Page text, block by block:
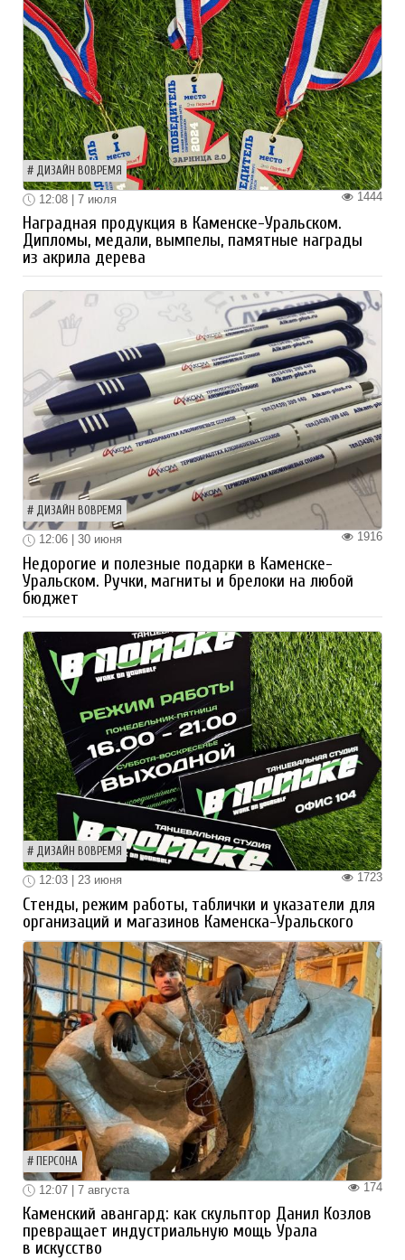
ДИЗАЙН ВОВРЕМЯ
1444
12:08 | 7 июля
Наградная продукция в Каменске-Уральском.
Дипломы, медали, вымпелы, памятные награды
из акрила дерева
ДИЗАЙН ВОВРЕМЯ
1916
12:06 | 30 июня
Недорогие и полезные подарки в Каменске-
Уральском. Ручки, магниты и брелоки на любой
бюджет
ДИЗАЙН ВОВРЕМЯ
1723
12:03 | 23 июня
Стенды, режим работы, таблички и указатели для
организаций и магазинов Каменска-Уральского
ПЕРСОНА
174
12:07 | 7 августа
Каменский авангард: как скульптор Данил Козлов
превращает индустриальную мощь Урала
в искусство